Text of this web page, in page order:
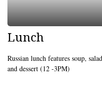
Lunch
Russian lunch features soup,
and dessert (12 -3PM)